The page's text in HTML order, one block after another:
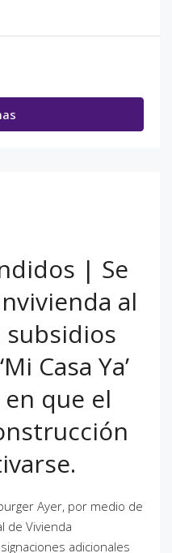
| Se
al
Casa Ya’
que el
Ayer, por medio de
de Vivienda
adicionales